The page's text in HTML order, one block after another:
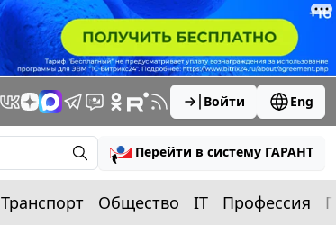
Войти Eng
Перейти в систему ГАРАНТ
Транспорт Общество IT Профессия